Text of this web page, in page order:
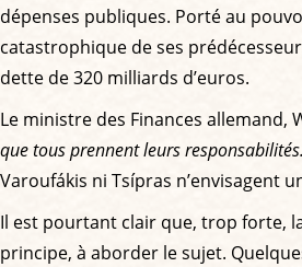
dépenses publiques. Porté au
catastrophique de ses
dette de 320 milliards d’euros.
Le ministre des Finances allemand,
que tous prennent leurs
Varoufákis ni Tsípras n’envisagent
Il est pourtant clair que, trop forte,
principe, à aborder le sujet.